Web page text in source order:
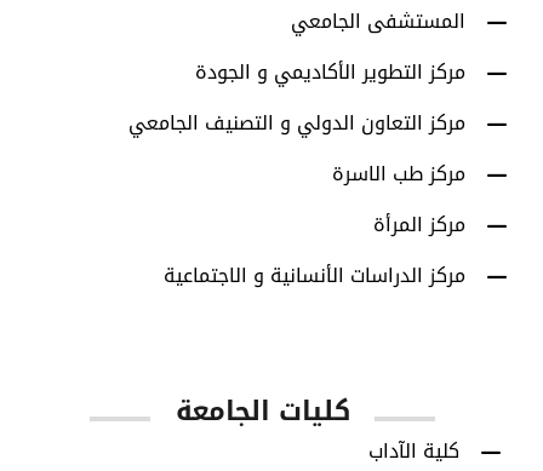
المستشفى الجامعي
مركز التطوير الأكاديمي و الجودة
مركز التعاون الدولي و التصنيف الجامعي
مركز طب الاسرة
مركز المرأة
مركز الدراسات الأنسانية و الاجتماعية
كليات الجامعة
كلية الآداب